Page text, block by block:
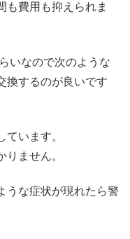
も費用も抑えられま
いなので次のような
換するのが良いです
います。
ません。
うな症状が現れたら警